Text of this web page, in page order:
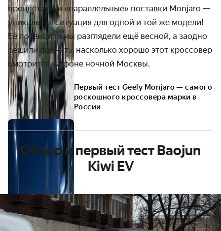
процветают и «параллельные» поставки Monjaro —
уникальная ситуация для одной и той же модели!
Её потенциал мы разглядели ещё весной, а заодно
решили оценить, насколько хорошо этот кроссовер
смотрится на фоне ночной Москвы.
Первый тест Geely Monjaro — самого
роскошного кроссовера марки в
России
Обзор и первый тест Baojun
Kiwi EV